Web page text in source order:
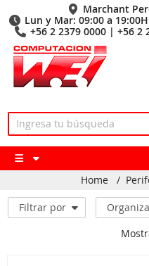
Marchant
Lun y Mar: 09:00 a
+56 2 2379 0000 | +56 2
Home /
Filtrar por